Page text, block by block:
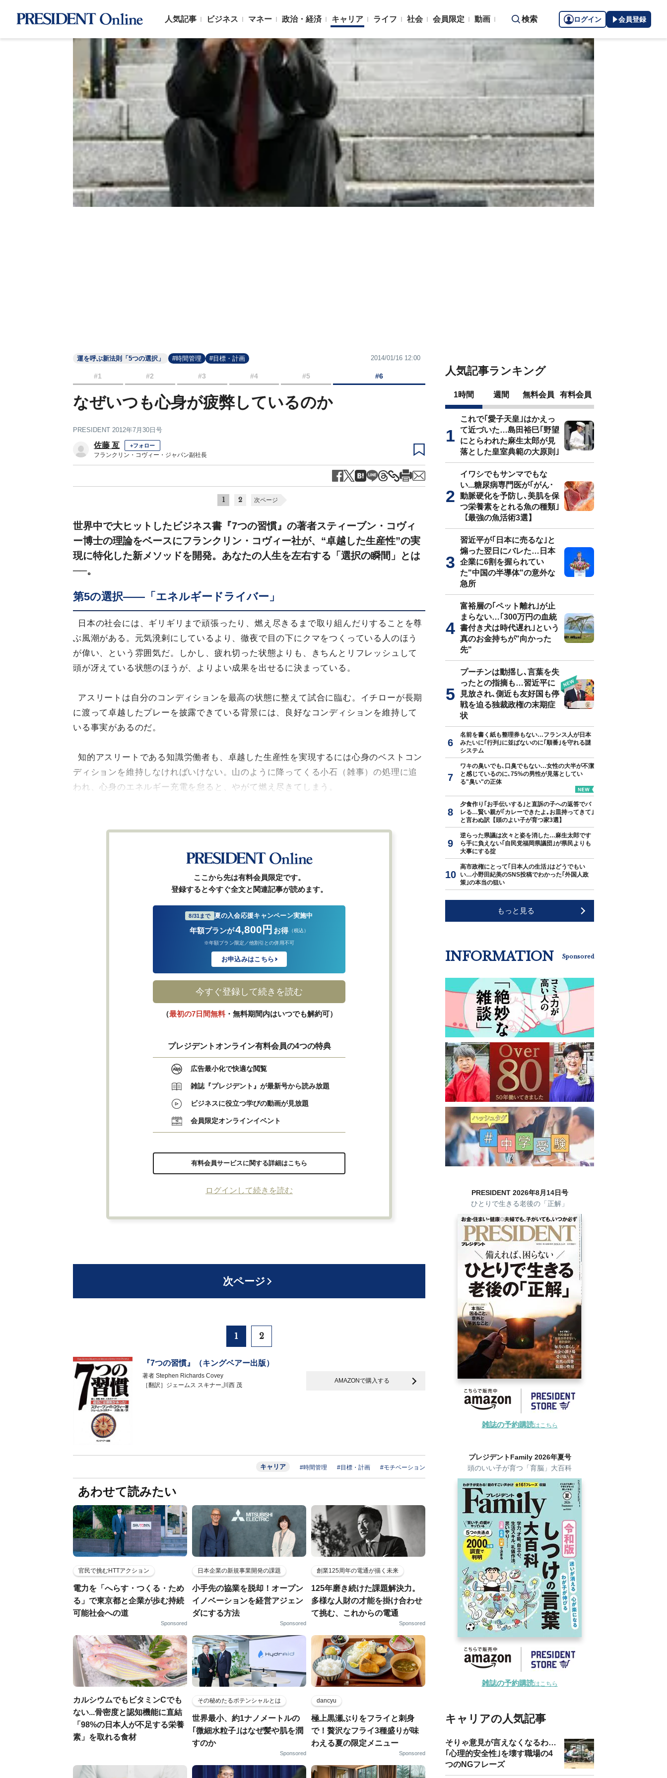
人気記事 ビジネス マネー 政治・経済 キャリア ライフ 社会 会員限定 動画 検索 ログイン 会員登録
運を呼ぶ新法則「5つの選択」 #時間管理 #目標・計画 2014/01/16 12:00
#1 #2 #3 #4 #5 #6
なぜいつも心身が疲弊しているのか
PRESIDENT 2012年7月30日号
佐藤 亙 +フォロー
フランクリン・コヴィー・ジャパン副社長
1 2 次ページ
世界中で大ヒットしたビジネス書『7つの習慣』の著者スティーブン・コヴィ
ー博士の理論をベースにフランクリン・コヴィー社が、“卓越した生産性”の実
現に特化した新メソッドを開発。あなたの人生を左右する「選択の瞬間」とは
──。
第5の選択――「エネルギードライバー」
日本の社会には、ギリギリまで頑張ったり、燃え尽きるまで取り組んだりすることを尊
ぶ風潮がある。元気溌剌にしているより、徹夜で目の下にクマをつくっている人のほう
が偉い、という雰囲気だ。しかし、疲れ切った状態よりも、きちんとリフレッシュして
頭が冴えている状態のほうが、よりよい成果を出せるに決まっている。
アスリートは自分のコンディションを最高の状態に整えて試合に臨む。イチローが長期
に渡って卓越したプレーを披露できている背景には、良好なコンディションを維持して
いる事実があるのだ。
知的アスリートである知識労働者も、卓越した生産性を実現するには心身のベストコン
ディションを維持しなければいけない。山のように降ってくる小石（雑事）の処理に追
われ、心身のエネルギー充電を怠ると、やがて燃え尽きてしまう。
ここから先は有料会員限定です。
登録すると今すぐ全文と関連記事が読めます。
8/31まで 夏の入会応援キャンペーン実施中
年額プランが4,800円 お得 （税込）
※年額プラン限定／他割引との併用不可
お申込みはこちら
今すぐ登録して続きを読む
（最初の7日間無料・無料期間内はいつでも解約可）
プレジデントオンライン有料会員の4つの特典
広告最小化で快適な閲覧
雑誌『プレジデント』が最新号から読み放題
ビジネスに役立つ学びの動画が見放題
会員限定オンラインイベント
有料会員サービスに関する詳細はこちら
ログインして続きを読む
次ページ
1 2
『7つの習慣』（キングベアー出版）
著者 Stephen Richards Covey
［翻訳］ジェームス スキナー,川西 茂
AMAZONで購入する
キャリア #時間管理 #目標・計画 #モチベーション
あわせて読みたい
官民で挑むHTTアクション
電力を「へらす・つくる・ため
る」で東京都と企業が歩む持続
可能社会への道
Sponsored
日本企業の新規事業開発の課題
小手先の協業を脱却！オープン
イノベーションを経営アジェン
ダにする方法
Sponsored
創業125周年の電通が描く未来
125年磨き続けた課題解決力。
多様な人財の才能を掛け合わせ
て挑む、これからの電通
Sponsored
カルシウムでもビタミンCでも
ない...骨密度と認知機能に直結
「98%の日本人が不足する栄養
素」を取れる食材
その秘めたるポテンシャルとは
世界最小、約1ナノメートルの
｢微細水粒子｣はなぜ髪や肌を潤
すのか
Sponsored
dancyu
極上黒瀬ぶりをフライと刺身
で！贅沢なフライ3種盛りが味
わえる夏の限定メニュー
Sponsored
人気記事ランキング
1時間 週間 無料会員 有料会員
これで｢愛子天皇｣はかえっ
て近づいた…島田裕巳｢野望
にとらわれた麻生太郎が見
落とした皇室典範の大原則｣
イワシでもサンマでもな
い...糖尿病専門医が｢がん･
動脈硬化を予防し､美肌を保
つ栄養素をとれる魚の種類｣
【最強の魚活術3選】
習近平が｢日本に売るな｣と
煽った翌日にバレた…日本
企業に6割を握られてい
た"中国の半導体"の意外な
急所
富裕層の｢ペット離れ｣が止
まらない…｢300万円の血統
書付き犬は時代遅れ｣という
真のお金持ちが"向かった
先"
プーチンは動揺し､言葉を失
ったとの指摘も…習近平に
見放され､側近も友好国も停
戦を迫る独裁政権の末期症
状
名前を書く紙も整理券もない…フランス人が日本
みたいに｢行列｣に並ばないのに｢順番｣を守れる謎
システム
ワキの臭いでも､口臭でもない…女性の大半が不潔
と感じているのに､75%の男性が見落としてい
る"臭い"の正体
夕食作り｢お手伝いする｣と直訴の子への返答でバ
レる…賢い親が｢カレーできたよ｡お皿持ってきて｣
と言わぬ訳【頭のよい子が育つ家3選】
逆らった県議は次々と姿を消した…麻生太郎です
ら手に負えない｢自民党福岡県議団｣が県民よりも
大事にする掟
高市政権にとって｢日本人の生活｣はどうでもい
い…小野田紀美のSNS投稿でわかった｢外国人政
策｣の本当の狙い
もっと見る
INFORMATION Sponsored
PRESIDENT 2026年8月14日号
ひとりで生きる老後の「正解」
雑誌の予約購読はこちら
プレジデントFamily 2026年夏号
頭のいい子が育つ「育脳」大百科
雑誌の予約購読はこちら
キャリアの人気記事
そりゃ意見が言えなくなるわ…
｢心理的安全性｣を壊す職場の4
つのNGフレーズ